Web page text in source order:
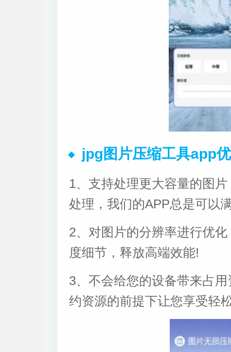
jpg图片压缩工具app优
1、支持处理更大容量的图
处理，我们的APP总是可以
2、对图片的分辨率进行优
度细节，释放高端效能!
3、不会给您的设备带来占
约资源的前提下让您享受轻松